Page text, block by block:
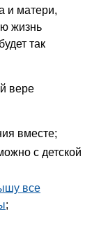
и матери,
жизнь
так
вере
вместе;
с детской
все
;